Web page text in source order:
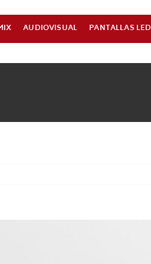
AUDIOVISUAL PANTALLAS LED